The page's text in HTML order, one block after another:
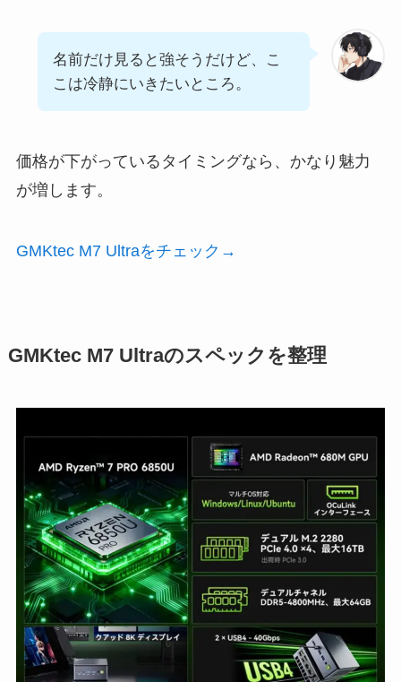
名前だけ見ると強そうだけど、こ
こは冷静にいきたいところ。
価格が下がっているタイミングなら、かなり魅力
が増します。
GMKtec M7 Ultraをチェック→
GMKtec M7 Ultraのスペックを整理